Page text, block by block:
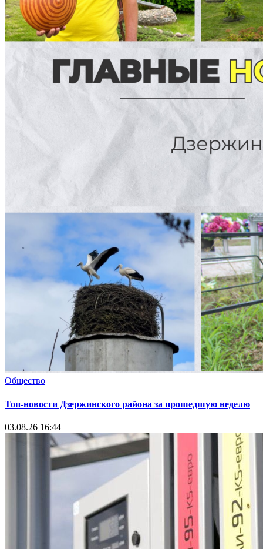
Общество
Топ-новости Дзержинского района за прошедшую неделю
03.08.26 16:44